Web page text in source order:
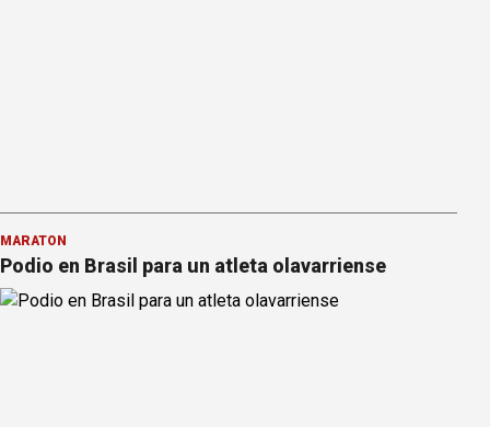
MARATÓN
Podio en Brasil para un atleta olavarriense